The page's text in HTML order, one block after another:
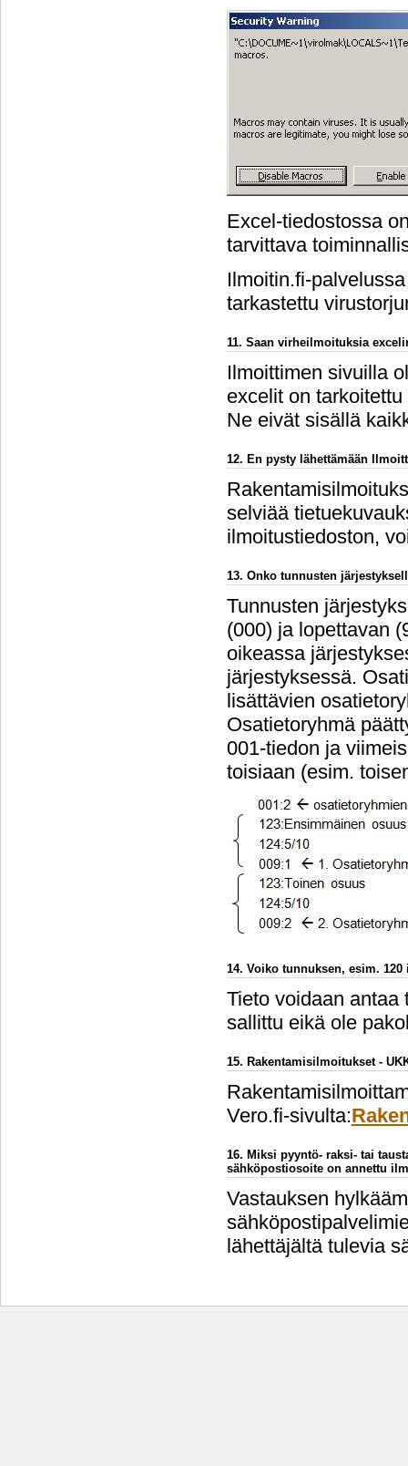
Excel-tiedostossa
tarvittava
Ilmoitin.fi-
tarkastettu
11. Saan virheilmoituksia
Ilmoittimen sivuilla
excelit on
Ne eivät sisällä
12. En pysty lähettämään
selviää
ilmoitustiedoston,
13. Onko tunnusten
Tunnusten
(000) ja lopettavan
oikeassa
järjestyksessä.
lisättävien
Osatietoryhmä
001-tiedon ja
toisiaan (esim.
14. Voiko tunnuksen, esim.
Tieto voidaan
sallittu eikä ole
15. Rakentamisilmoitukset -
Vero.fi-sivulta:
16. Miksi pyyntö- raksi- tai
sähköpostiosoite on annettu
Vastauksen
lähettäjältä tulevia